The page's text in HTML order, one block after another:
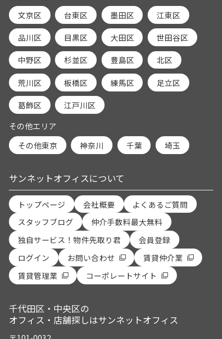
文京区
台東区 墨田区 江東区
品川区 目黒区 大田区 世田谷区
中野区 杉並区 豊島区 北区
荒川区 板橋区 練馬区 足立区
葛飾区
江戸川区
その他エリア
その他東京
神奈川 千葉 埼玉
サンネットオフィスについて
トップページ 会社概要
よくあるご質問
スタッフブログ
仲介手数料最大無料
独自サービス！物件先取り君
会員登録
ログイン
お問い合わせ
賃貸仲介業
賃貸管理業
コーポレートサイト
千代田区・中央区の
オフィス・店舗探しはサンネットオフィス